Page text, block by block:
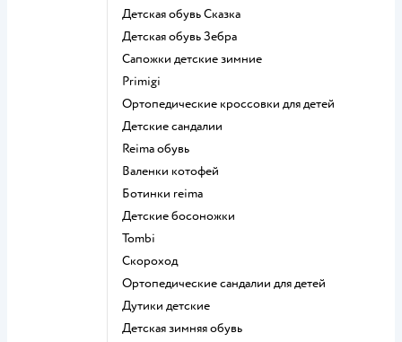
Детская обувь Сказка
Детская обувь Зебра
Сапожки детские зимние
Primigi
Ортопедические кроссовки для детей
Детские сандалии
Reima обувь
Валенки котофей
Ботинки reima
Детские босоножки
Tombi
Скороход
Ортопедические сандалии для детей
Дутики детские
Детская зимняя обувь